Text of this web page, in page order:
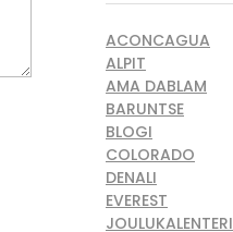
ACONCAGUA
ALPIT
AMA DABLAM
BARUNTSE
BLOGI
COLORADO
DENALI
EVEREST
JOULUKALENTERI